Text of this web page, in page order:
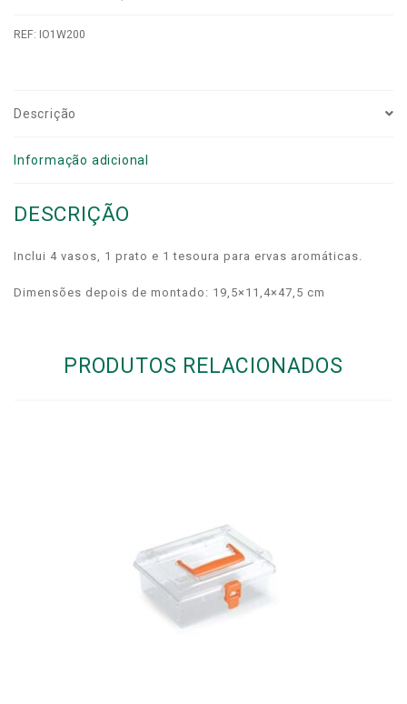
REF: IO1W200
Descrição
Informação adicional
DESCRIÇÃO
Inclui 4 vasos, 1 prato e 1 tesoura para ervas aromáticas.
Dimensões depois de montado: 19,5×11,4×47,5 cm
PRODUTOS RELACIONADOS